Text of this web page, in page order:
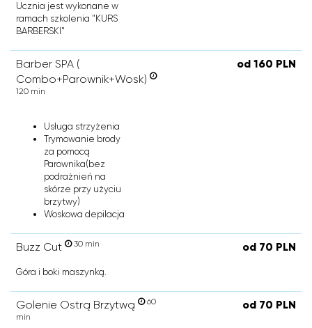
Ucznia jest wykonane w
ramach szkolenia "KURS
BARBERSKI"
Barber SPA (
Combo+Parownik+Wosk)
120 min
od 160 PLN
Usługa strzyżenia
Trymowanie brody
za pomocą
Parownika(bez
podrażnień na
skórze przy użyciu
brzytwy)
Woskowa depilacja
Buzz Cut 30 min od 70 PLN
Góra i boki maszynką.
Golenie Ostrą Brzytwą
60
min
od 70 PLN